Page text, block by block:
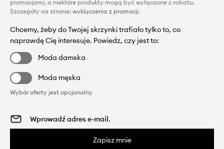
promocjami, a niektóre produkty mogą być wyłączone z rabatu.
Szczegóły na stronie: wykluczenia z promocji.
Chcemy, żeby do Twojej skrzynki trafiało tylko to, co
naprawdę Cię interesuje. Powiedz, czy jest to:
Moda damska
Moda męska
Wybór oferty jest opcjonalny
Zapisz mnie